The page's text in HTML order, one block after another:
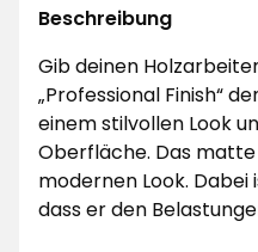
Beschreibung
Gib deinen
„Professional Finish“
einem stilvollen Look
Oberfläche. Das
modernen Look. Dabei
dass er den